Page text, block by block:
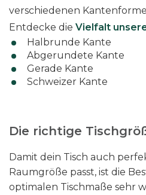
verschiedenen
Entdecke die Vielfalt
Halbrunde Kante
Abgerundete Kante
Gerade Kante
Schweizer Kante
Die richtige
Damit dein Tisch auch
Raumgröße passt, ist die
optimalen Tischmaße sehr